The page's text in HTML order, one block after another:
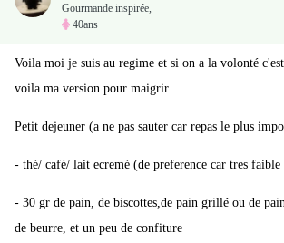
Gourmande inspirée,
40ans
Voila moi je suis au regime et si on a la volonté
voila ma version pour maigrir...
Petit dejeuner (a ne pas sauter car repas le plus
- thé/ café/ lait ecremé (de preference car tres faible
- 30 gr de pain, de biscottes,de pain grillé ou de
de beurre, et un peu de confiture